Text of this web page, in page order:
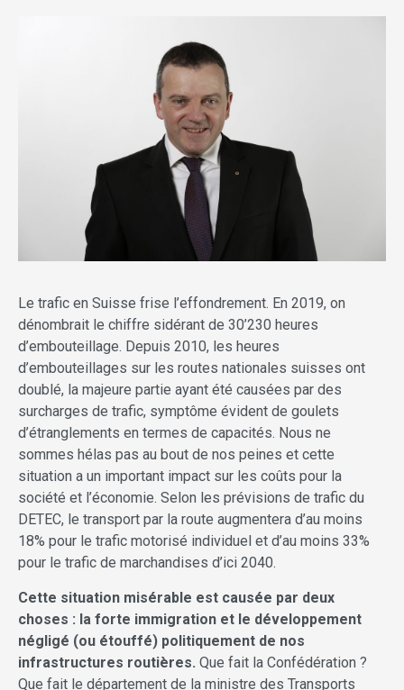
Le trafic en Suisse frise l’effondrement. En 2019, on
dénombrait le chiffre sidérant de 30’230 heures
d’embouteillage. Depuis 2010, les heures
d’embouteillages sur les routes nationales suisses ont
doublé, la majeure partie ayant été causées par des
surcharges de trafic, symptôme évident de goulets
d’étranglements en termes de capacités. Nous ne
sommes hélas pas au bout de nos peines et cette
situation a un important impact sur les coûts pour la
société et l’économie. Selon les prévisions de trafic du
DETEC, le transport par la route augmentera d’au moins
18% pour le trafic motorisé individuel et d’au moins 33%
pour le trafic de marchandises d’ici 2040.
Cette situation misérable est causée par deux
choses : la forte immigration et le développement
négligé (ou étouffé) politiquement de nos
infrastructures routières. Que fait la Confédération ?
Que fait le département de la ministre des Transports